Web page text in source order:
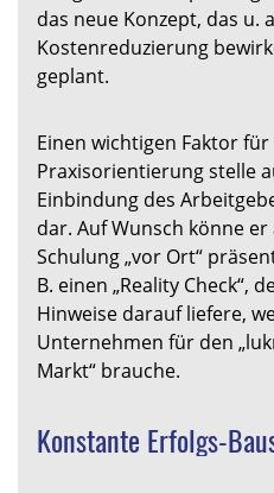
das neue Konzept, das u.
Kostenreduzierung
geplant.
Einen wichtigen Faktor
Praxisorientierung stelle
Einbindung des
dar. Auf Wunsch könne
Schulung „vor Ort“
B. einen „Reality Check“,
Hinweise darauf liefere,
Unternehmen für den
Markt“ brauche.
Konstante Erfolgs-